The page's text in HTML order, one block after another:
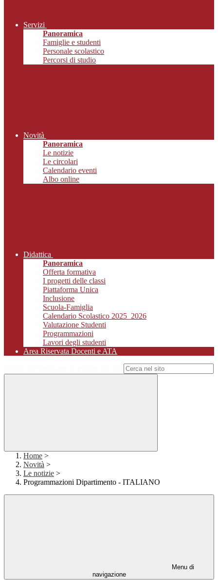
Servizi
Panoramica
Famiglie e studenti
Personale scolastico
Percorsi di studio
Novità
Panoramica
Le notizie
Le circolari
Calendario eventi
Albo online
Didattica
Panoramica
Offerta formativa
I progetti delle classi
Piattaforma Unica
Inclusione
Scuola-Famiglia
Calendario Scolastico 2025_2026
Valutazione Studenti
Programmazioni
Lavori degli studenti
Area Riservata Docenti e ATA
Home >
Novità >
Le notizie >
Programmazioni Dipartimento - ITALIANO
Menu di
navigazione